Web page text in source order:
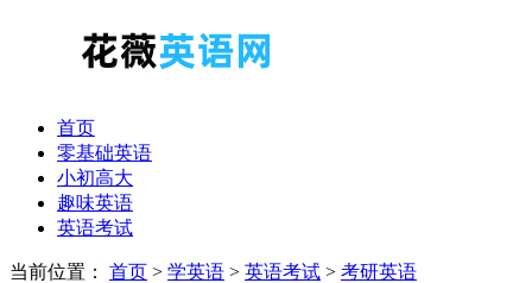
首页
零基础英语
小初高大
趣味英语
英语考试
当前位置： 首页 > 学英语 > 英语考试 > 考研英语